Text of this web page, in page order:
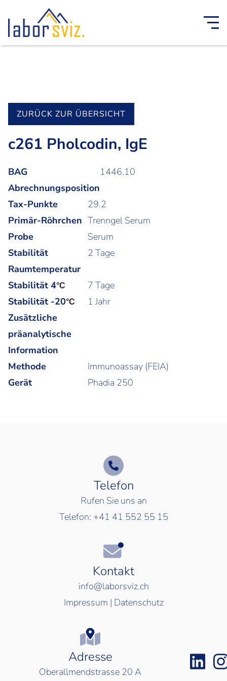
ZURÜCK ZUR ÜBERSICHT
c261 Pholcodin, IgE
BAG
Abrechnungsposition
1446.10
Tax-Punkte
29.2
Primär-Röhrchen Trenngel Serum
Probe
Serum
Stabilität
Raumtemperatur
2 Tage
Stabilität 4°C
7 Tage
Stabilität -20°C
1 Jahr
Zusätzliche
präanalytische
Information
Methode
Immunoassay (FEIA)
Gerät
Phadia 250
Telefon
Rufen Sie uns an
Telefon: +41 41 552 55 15
Kontakt
info@laborsviz.ch
Impressum | Datenschutz
Adresse
Oberallmendstrasse 20 A